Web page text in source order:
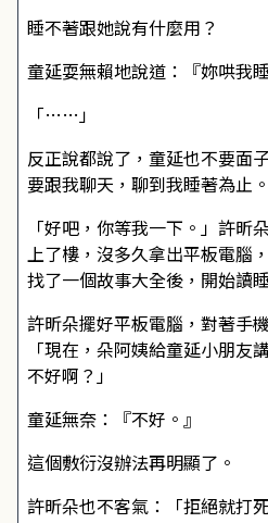
睡不著跟她說有什麼用？
童延耍無賴地說道：『妳哄我睡
「……」
反正說都說了，童延也不要面
要跟我聊天，聊到我睡著為止。
「好吧，你等我一下。」許昕
上了樓，沒多久拿出平板電腦
找了一個故事大全後，開始讀
許昕朵擺好平板電腦，對著手
「現在，朵阿姨給童延小朋友
不好啊？」
童延無奈：『不好。』
這個敷衍沒辦法再明顯了。
許昕朵也不客氣：「拒絕就打死